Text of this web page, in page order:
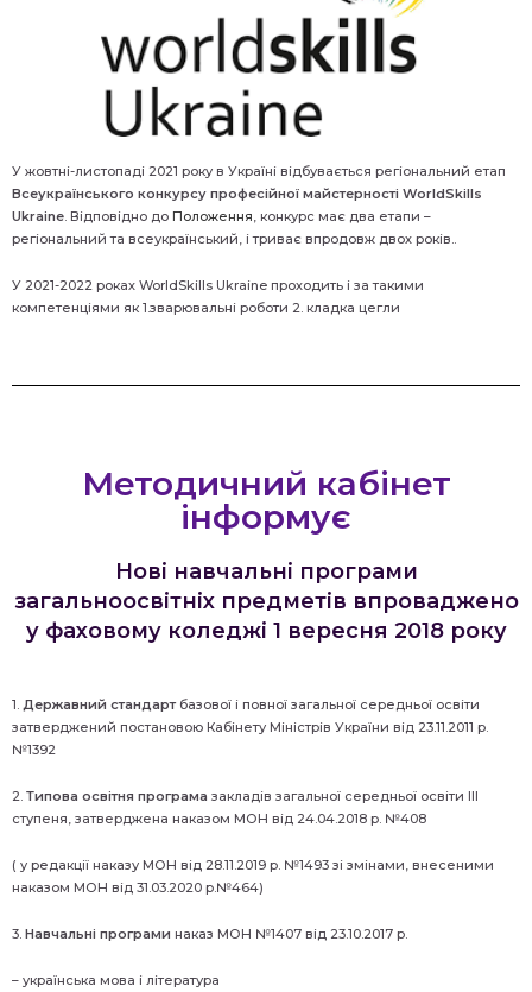
У жовтні-листопаді 2021 року в Україні відбувається регіональний етап
Всеукраїнського конкурсу професійної майстерності WorldSkills
Ukraine. Відповідно до Положення, конкурс має два етапи –
регіональний та всеукраїнський, і триває впродовж двох років..
У 2021-2022 роках WorldSkills Ukraine проходить і за такими
компетенціями як 1.зварювальні роботи 2. кладка цегли
Методичний кабінет
інформує
Нові навчальні програми
загальноосвітніх предметів впроваджено
у фаховому коледжі 1 вересня 2018 року
1. Державний стандартбазової і повної загальної середньої освіти
затверджений постановою Кабінету Міністрів України від 23.11.2011 р.
№1392
2. Типова освітня програма закладів загальної середньої освіти ІІІ
ступеня, затверджена наказом МОН від 24.04.2018 р. №408
( у редакції наказу МОН від 28.11.2019 р. №1493 зі змінами, внесеними
наказом МОН від 31.03.2020 р.№464)
3. Навчальні програми наказ МОН №1407 від 23.10.2017 р.
– українська мова і література